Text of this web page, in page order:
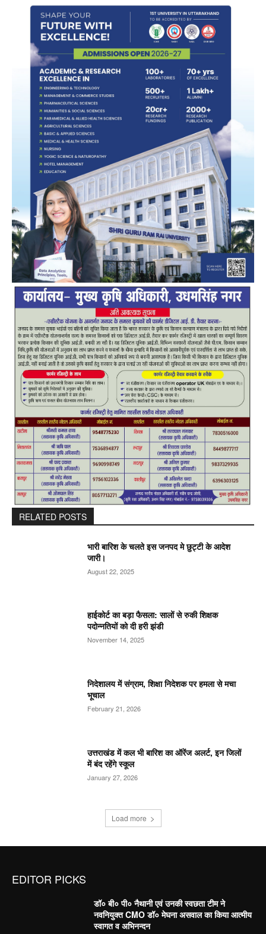
RELATED POSTS
भारी बारिश के चलते इस जनपद मे छुट्टी के आदेश
जारी।
August 22, 2025
हाईकोर्ट का बड़ा फैसला: सालों से रुकी शिक्षक
पदोन्नतियों को दी हरी झंडी
November 14, 2025
निदेशालय में संग्राम, शिक्षा निदेशक पर हमला से मचा
भूचाल
February 21, 2026
उत्तराखंड में कल भी बारिश का ऑरेंज अलर्ट, इन जिलों
में बंद रहेंगे स्कूल
January 27, 2026
Load more
EDITOR PICKS
डॉ० बी० पी० नैथानी एवं उनकी स्वछता टीम ने
नवनियुक्त CMO डॉ० मेघना असवाल का किया आत्मीय
स्वागत व अभिनन्दन